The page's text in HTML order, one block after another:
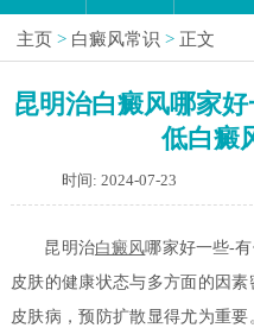
主页 > 白癜风常识 > 正文
昆明治白癜风哪家
低白癜
时间: 2024-07-23
昆明治白癜风哪家好一些-
皮肤的健康状态与多方面的因
皮肤病，预防扩散显得尤为重